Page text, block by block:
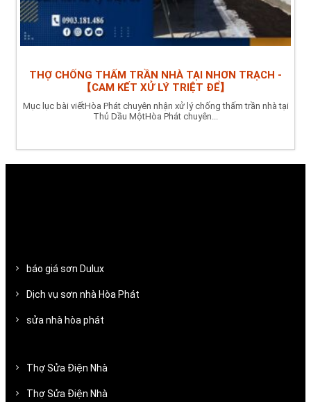
THỢ CHỐNG THẤM TRẦN NHÀ TẠI NHƠN TRẠCH -
【CAM KẾT XỬ LÝ TRIỆT ĐỂ】
Mục lục bài viếtHòa Phát chuyên nhận xử lý chống thấm trần nhà tại
Thủ Dầu MộtHòa Phát chuyên...
báo giá sơn Dulux
Dịch vụ sơn nhà Hòa Phát
sửa nhà hòa phát
Thợ Sửa Điện Nhà
Thợ Sửa Điện Nhà